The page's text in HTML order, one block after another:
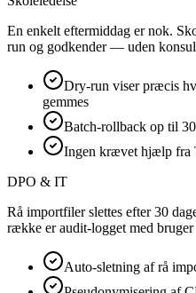
En enkelt eftermiddag er nok.
run og godkender — uden
Dry-run viser præcis
gemmes
Batch-rollback op til
Ingen krævet hjælp fra
DPO & IT
Rå importfiler slettes efter 30
række er audit-logget med bruger
Auto-sletning af rå